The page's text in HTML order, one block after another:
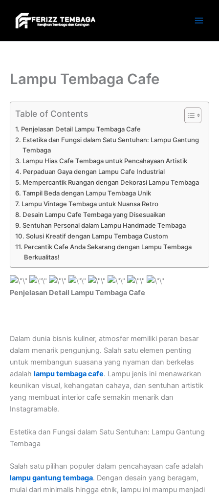
content
Lampu Tembaga Cafe
Table of Contents
Penjelasan Detail Lampu Tembaga Cafe
Estetika dan Fungsi dalam Satu Sentuhan: Lampu Gantung
Tembaga
Lampu Hias Cafe Tembaga untuk Pencahayaan Artistik
Perpaduan Gaya dengan Lampu Cafe Industrial
Mempercantik Ruangan dengan Dekorasi Lampu Tembaga
Tampil Beda dengan Lampu Tembaga Unik
Lampu Vintage Tembaga untuk Nuansa Retro
Desain Lampu Cafe Tembaga yang Disesuaikan
Sentuhan Personal dalam Lampu Handmade Tembaga
Solusi Kreatif dengan Lampu Tembaga Custom
Percantik Cafe Anda Sekarang dengan Lampu Tembaga
Berkualitas!
Penjelasan Detail Lampu Tembaga Cafe
Dalam dunia bisnis kuliner, atmosfer memiliki peran besar
dalam menarik pengunjung. Salah satu elemen penting
untuk membangun suasana yang nyaman dan berkelas
adalah lampu tembaga cafe. Lampu jenis ini menawarkan
keunikan visual, kehangatan cahaya, dan sentuhan artistik
yang membuat interior cafe semakin menarik dan
Instagramable.
Estetika dan Fungsi dalam Satu Sentuhan: Lampu Gantung
Tembaga
Salah satu pilihan populer dalam pencahayaan cafe adalah
lampu gantung tembaga. Dengan desain yang beragam,
mulai dari minimalis hingga etnik, lampu ini mampu menjadi